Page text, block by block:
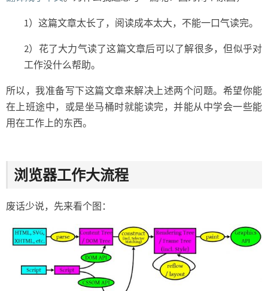
1）这篇文章太长了，阅读成本太大，不能一口气读完。
2）花了大力气读了这篇文章后可以了解很多，但似乎对
工作没什么帮助。
所以，我准备写下这篇文章来解决上述两个问题。希望你能
在上班途中，或是坐马桶时就能读完，并能从中学会一些能
用在工作上的东西。
浏览器工作大流程
废话少说，先来看个图：